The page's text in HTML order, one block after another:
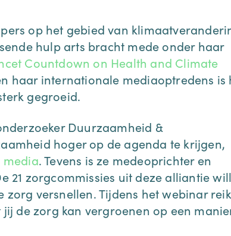
op het gebied van
hulp arts bracht mede onder haar
Countdown on Health and Climate
haar internationale mediaoptredens is
gegroeid.
Duurzaamheid &
hoger op de agenda te krijgen,
media. Tevens is ze medeoprichter en
21 zorgcommissies uit deze alliantie
versnellen. Tijdens het webinar
de zorg kan vergroenen op een